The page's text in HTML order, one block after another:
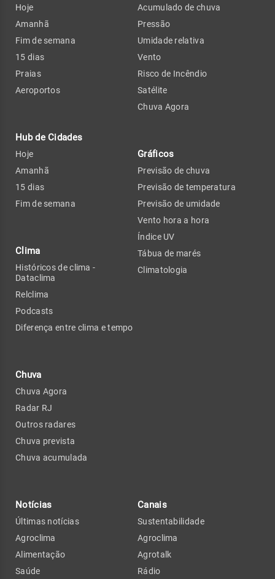
Hoje
Amanhã
Fim de semana
15 dias
Praias
Aeroportos
Hub de Cidades
Hoje
Amanhã
15 dias
Fim de semana
Clima
Históricos de clima -
Dataclima
Relclima
Podcasts
Diferença entre clima e tempo
Chuva
Chuva Agora
Radar RJ
Outros radares
Chuva prevista
Chuva acumulada
Acumulado de chuva
Pressão
Umidade relativa
Vento
Risco de Incêndio
Satélite
Chuva Agora
Gráficos
Previsão de chuva
Previsão de temperatura
Previsão de umidade
Vento hora a hora
Índice UV
Tábua de marés
Climatologia
Notícias
Últimas notícias
Agroclima
Alimentação
Saúde
Canais
Sustentabilidade
Agroclima
Agrotalk
Rádio